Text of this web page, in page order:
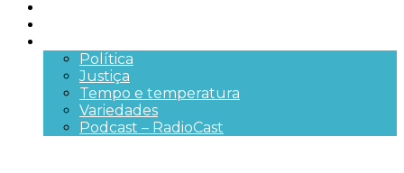
Política
Justiça
Tempo e temperatura
Variedades
Podcast – RadioCast